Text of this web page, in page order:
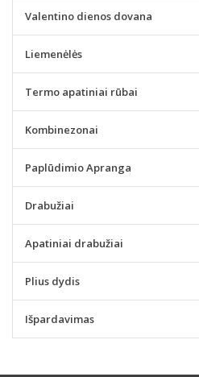
Valentino dienos dovana
Liemenėlės
Termo apatiniai rūbai
Kombinezonai
Paplūdimio Apranga
Drabužiai
Apatiniai drabužiai
Plius dydis
Išpardavimas